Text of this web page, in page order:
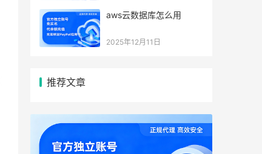
aws云数据库怎么用
2025年12月11日
推荐文章